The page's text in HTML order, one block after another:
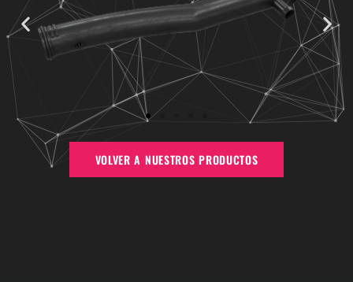
VOLVER A NUESTROS PRODUCTOS